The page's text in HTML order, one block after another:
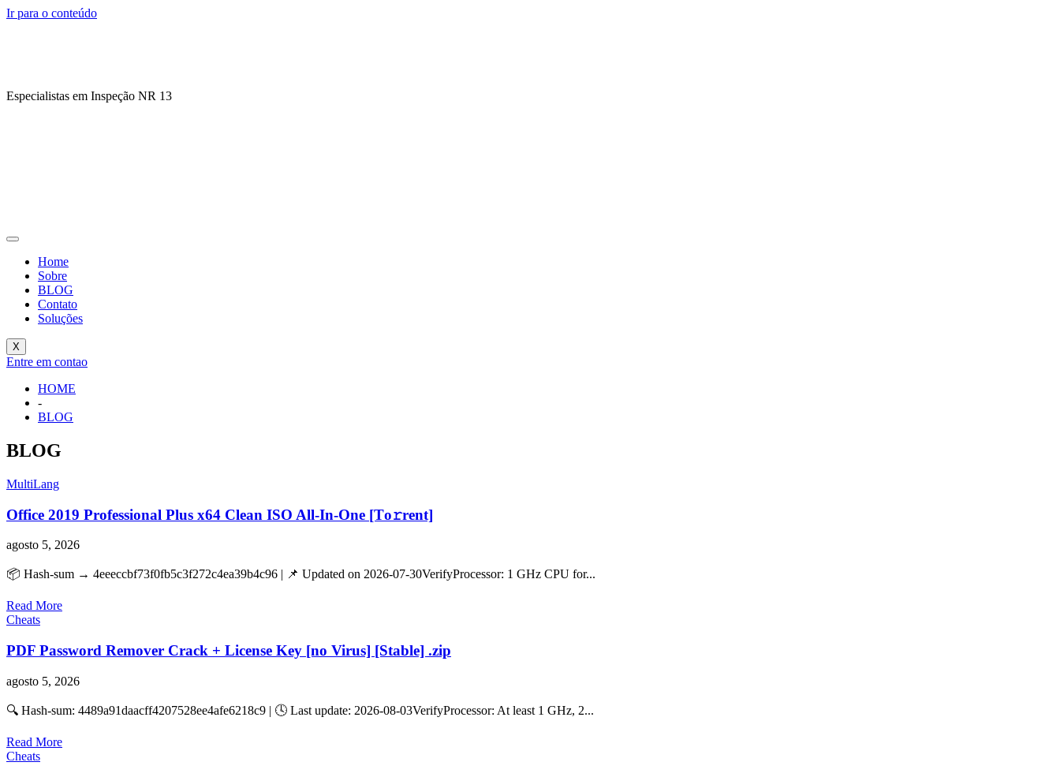
Ir para o conteúdo
Especialistas em Inspeção NR 13
Home
Sobre
BLOG
Contato
Soluções
X
Entre em contao
HOME
-
BLOG
BLOG
MultiLang
Office 2019 Professional Plus x64 Clean ISO All-In-One [Тo𝚛rent]
agosto 5, 2026
📦 Hash-sum → 4eeeccbf73f0fb5c3f272c4ea39b4c96 | 📌 Updated on 2026-07-30VerifyProcessor: 1 GHz CPU for...
Read More
Cheats
PDF Password Remover Crack + License Key [no Virus] [Stable] .zip
agosto 5, 2026
🔍 Hash-sum: 4489a91daacff4207528ee4afe6218c9 | 🕓 Last update: 2026-08-03VerifyProcessor: At least 1 GHz, 2...
Read More
Cheats